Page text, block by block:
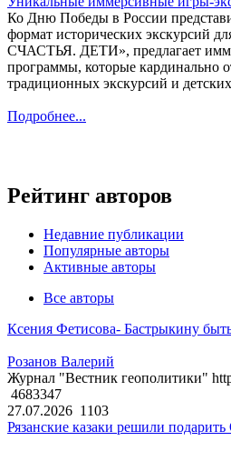
Ко Дню Победы в России
формат исторических экскурсий
СЧАСТЬЯ. ДЕТИ», предлагает
программы, которые кардинально
традиционных экскурсий и
Подробнее...
Рейтинг авторов
Недавние публикации
Популярные авторы
Активные авторы
Все авторы
Ксения Фетисова- Бастрыкину
Розанов Валерий
Журнал "Вестник геополитики"
4683347
27.07.2026 1103
Рязанские казаки решили